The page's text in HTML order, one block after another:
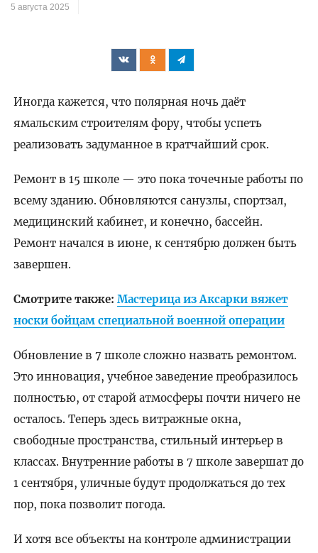
5 августа 2025
Иногда кажется, что полярная ночь даёт
ямальским строителям фору, чтобы успеть
реализовать задуманное в кратчайший срок.
Ремонт в 15 школе — это пока точечные работы по
всему зданию. Обновляются санузлы, спортзал,
медицинский кабинет, и конечно, бассейн.
Ремонт начался в июне, к сентябрю должен быть
завершен.
Смотрите также: Мастерица из Аксарки вяжет
носки бойцам специальной военной операции
Обновление в 7 школе сложно назвать ремонтом.
Это инновация, учебное заведение преобразилось
полностью, от старой атмосферы почти ничего не
осталось. Теперь здесь витражные окна,
свободные пространства, стильный интерьер в
классах. Внутренние работы в 7 школе завершат до
1 сентября, уличные будут продолжаться до тех
пор, пока позволит погода.
И хотя все объекты на контроле администрации